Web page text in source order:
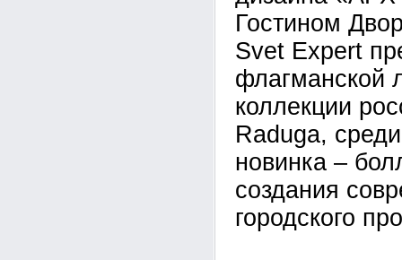
Гостином
Svet Expert
флагманской
коллекции
Raduga,
новинка –
создания
городского